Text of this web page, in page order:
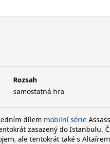
Rozsah
samostatná hra
dílem mobilní série
zasazený do Istanbulu.
ale tentokrát také s